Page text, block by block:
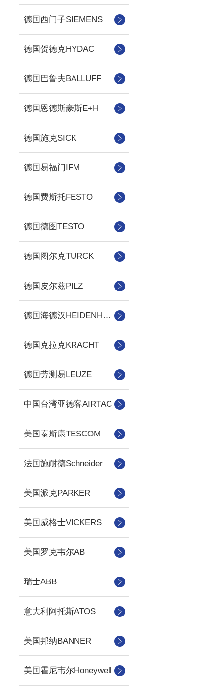
德国西门子SIEMENS
德国贺德克HYDAC
德国巴鲁夫BALLUFF
德国恩德斯豪斯E+H
德国施克SICK
德国易福门IFM
德国费斯托FESTO
德国德图TESTO
德国图尔克TURCK
德国皮尔兹PILZ
德国海德汉HEIDENHAIN
德国克拉克KRACHT
德国劳测易LEUZE
中国台湾亚德客AIRTAC
美国泰斯康TESCOM
法国施耐德Schneider
美国派克PARKER
美国威格士VICKERS
美国罗克韦尔AB
瑞士ABB
意大利阿托斯ATOS
美国邦纳BANNER
美国霍尼韦尔Honeywell